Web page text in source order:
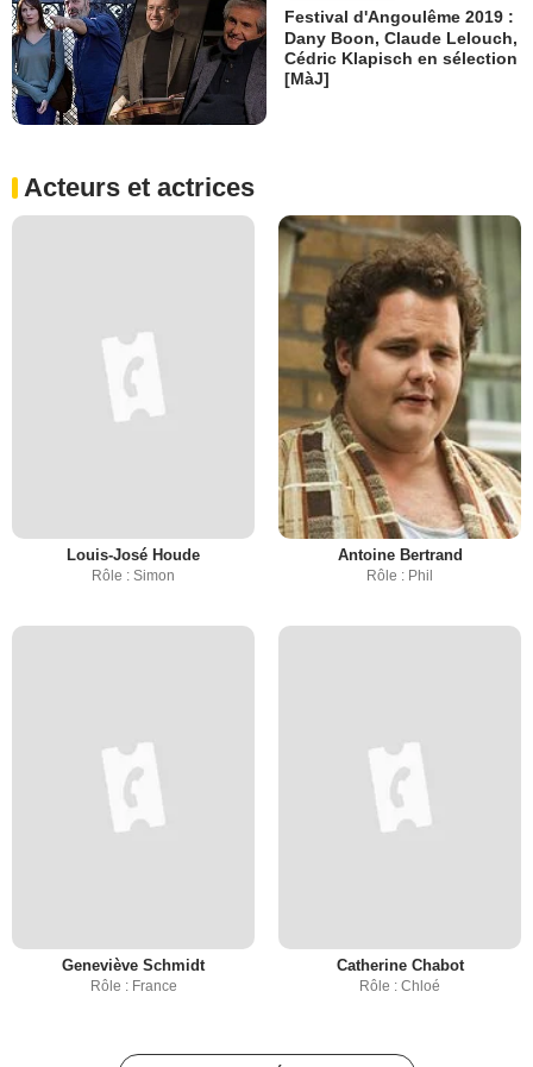
Festival d'Angoulême 2019 :
Dany Boon, Claude Lelouch,
Cédric Klapisch en sélection
[MàJ]
Acteurs et actrices
Louis-José Houde
Rôle : Simon
Antoine Bertrand
Rôle : Phil
Geneviève Schmidt
Rôle : France
Catherine Chabot
Rôle : Chloé